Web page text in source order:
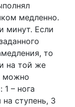
медленно.
минут. Если
то
на той же
можно
1 – нога
на ступень, 3